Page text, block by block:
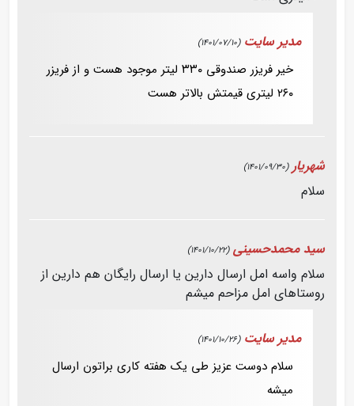
مدیر سایت (1401/07/10)
خیر فریزر صندوقی ۳۳۰ لیتر موجود هست و از فریزر
۲۶۰ لیتری قیمتش بالاتر هست
شهریار (1401/09/30)
سلام
سید محمدحسینی(1401/10/22)
سلام واسه امل ارسال دارین یا ارسال رایگان هم دارین از
روستاهای امل مزاحم میشم
مدیر سایت (1401/10/26)
سلام دوست عزیز طی یک هفته کاری براتون ارسال
میشه